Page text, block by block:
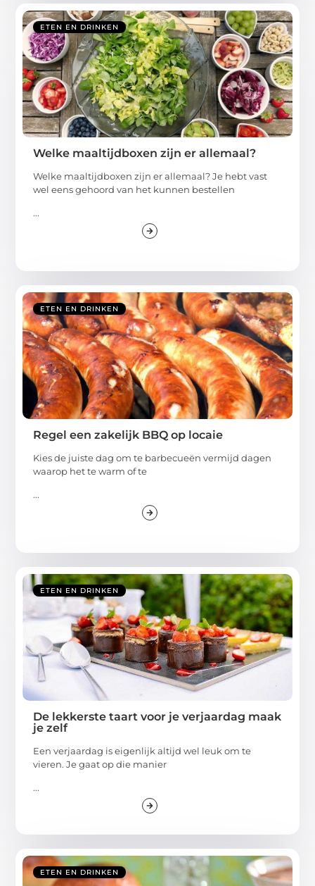
ETEN EN DRINKEN
Welke maaltijdboxen zijn er allemaal?
Welke maaltijdboxen zijn er allemaal? Je hebt vast
wel eens gehoord van het kunnen bestellen
...
ETEN EN DRINKEN
Regel een zakelijk BBQ op locaie
Kies de juiste dag om te barbecueën vermijd dagen
waarop het te warm of te
...
ETEN EN DRINKEN
De lekkerste taart voor je verjaardag maak
je zelf
Een verjaardag is eigenlijk altijd wel leuk om te
vieren. Je gaat op die manier
...
ETEN EN DRINKEN